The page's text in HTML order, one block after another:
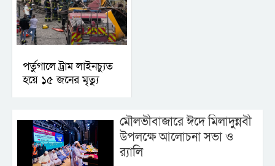
পর্তুগালে ট্রাম লাইনচ্যুত
হয়ে ১৫ জনের মৃত্যু
মৌলভীবাজারে ঈদে মিলাদুন্নবী
উপলক্ষে আলোচনা সভা ও
র‍্যালি